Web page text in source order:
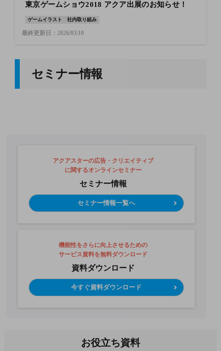
東京ゲームショウ2018 アクア出展のお知らせ！
ゲームイラスト 社内取り組み
最終更新日：2026/03/10
セミナー情報
アクアスターの広告・クリエイティブ
に関するオンラインセミナー
セミナー情報
セミナー情報一覧へ
機能性をさらに向上させるための
サービス資料を無料ダウンロード
資料ダウンロード
今すぐ資料ダウンロード
お役立ち資料